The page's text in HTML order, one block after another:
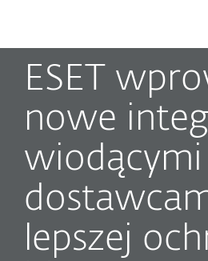
ESET
nowe
wiodącymi
lepszej